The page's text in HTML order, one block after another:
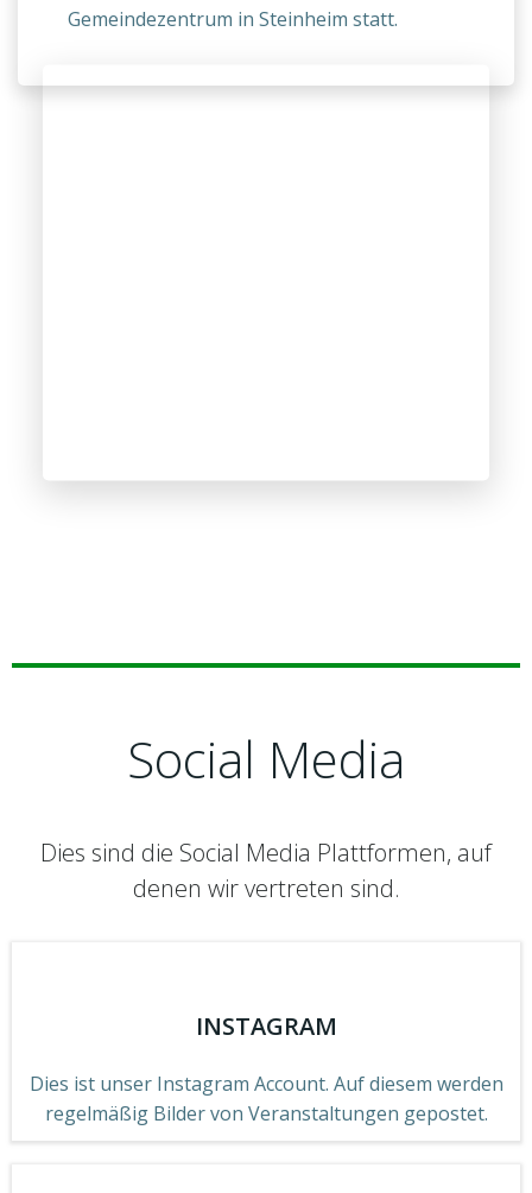
Gemeindezentrum in Steinheim statt.
Social Media
Dies sind die Social Media Plattformen, auf
denen wir vertreten sind.
INSTAGRAM
Dies ist unser Instagram Account. Auf diesem werden
regelmäßig Bilder von Veranstaltungen gepostet.